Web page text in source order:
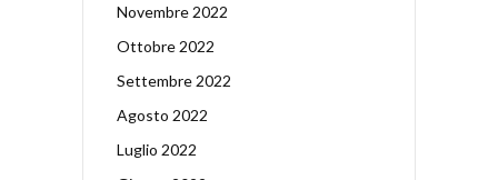
Novembre 2022
Ottobre 2022
Settembre 2022
Agosto 2022
Luglio 2022